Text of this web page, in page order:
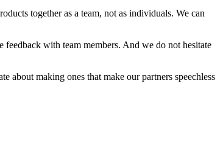
together as a team, not as individuals. We can
feedback with team members. And we do not hesitate
about making ones that make our partners speechless